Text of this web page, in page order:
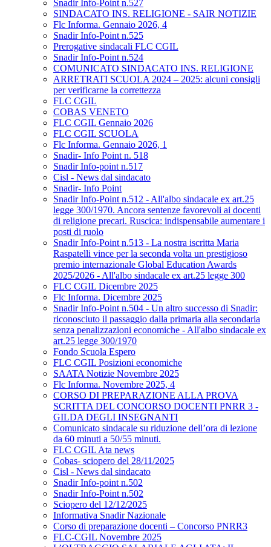
Snadir Info-Point n.527
SINDACATO INS. RELIGIONE - SAIR NOTIZIE
Flc Informa. Gennaio 2026, 4
Snadir Info-Point n.525
Prerogative sindacali FLC CGIL
Snadir Info-Point n.524
COMUNICATO SINDACATO INS. RELIGIONE
ARRETRATI SCUOLA 2024 – 2025: alcuni consigli
per verificarne la correttezza
FLC CGIL
COBAS VENETO
FLC CGIL Gennaio 2026
FLC CGIL SCUOLA
Flc Informa. Gennaio 2026, 1
Snadir- Info Point n. 518
Snadir Info-point n.517
Cisl - News dal sindacato
Snadir- Info Point
Snadir Info-Point n.512 - All'albo sindacale ex art.25
legge 300/1970. Ancora sentenze favorevoli ai docenti
di religione precari. Ruscica: indispensabile aumentare i
posti di ruolo
Snadir Info-Point n.513 - La nostra iscritta Maria
Raspatelli vince per la seconda volta un prestigioso
premio internazionale Global Education Awards
2025/2026 - All'albo sindacale ex art.25 legge 300
FLC CGIL Dicembre 2025
Flc Informa. Dicembre 2025
Snadir Info-Point n.504 - Un altro successo di Snadir:
riconosciuto il passaggio dalla primaria alla secondaria
senza penalizzazioni economiche - All'albo sindacale ex
art.25 legge 300/1970
Fondo Scuola Espero
FLC CGIL Posizioni economiche
SAATA Notizie Novembre 2025
Flc Informa. Novembre 2025, 4
CORSO DI PREPARAZIONE ALLA PROVA
SCRITTA DEL CONCORSO DOCENTI PNRR 3 -
GILDA DEGLI INSEGNANTI
Comunicato sindacale su riduzione dell’ora di lezione
da 60 minuti a 50/55 minuti.
FLC CGIL Ata news
Cobas- sciopero del 28/11/2025
Cisl - News dal sindacato
Snadir Info-point n.502
Snadir Info-Point n.502
Sciopero del 12/12/2025
Informativa Snadir Nazionale
Corso di preparazione docenti – Concorso PNRR3
FLC-CGIL Novembre 2025